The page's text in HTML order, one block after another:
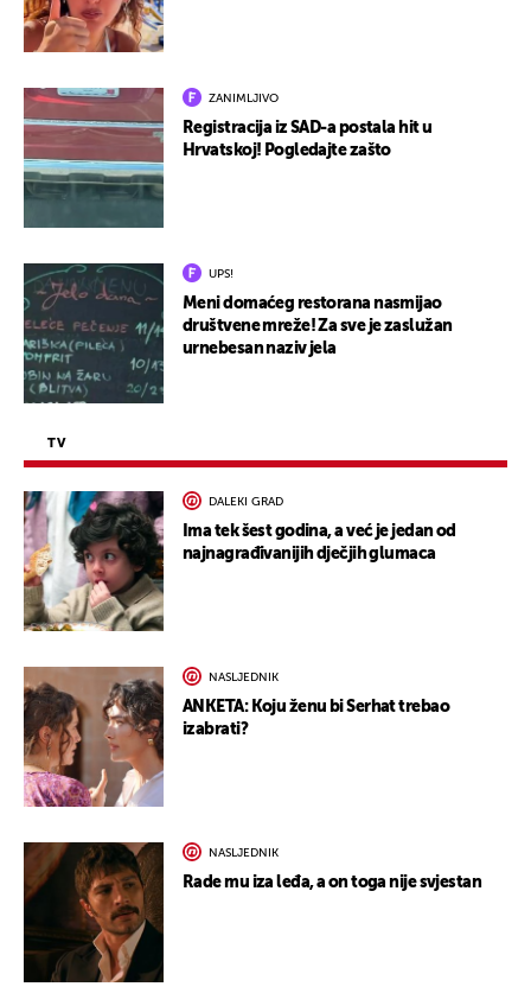
ZANIMLJIVO
Registracija iz SAD-a postala hit u
Hrvatskoj! Pogledajte zašto
UPS!
Meni domaćeg restorana nasmijao
društvene mreže! Za sve je zaslužan
urnebesan naziv jela
TV
DALEKI GRAD
Ima tek šest godina, a već je jedan od
najnagrađivanijih dječjih glumaca
NASLJEDNIK
ANKETA: Koju ženu bi Serhat trebao
izabrati?
NASLJEDNIK
Rade mu iza leđa, a on toga nije svjestan